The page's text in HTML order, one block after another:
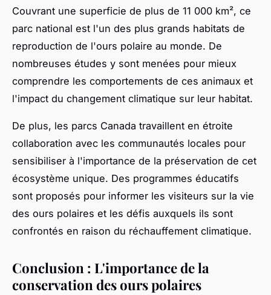
Couvrant une superficie de plus de 11 000 km², ce
parc national est l'un des plus grands habitats de
reproduction de l'ours polaire au monde. De
nombreuses études y sont menées pour mieux
comprendre les comportements de ces animaux et
l'impact du changement climatique sur leur habitat.
De plus, les parcs Canada travaillent en étroite
collaboration avec les communautés locales pour
sensibiliser à l'importance de la préservation de cet
écosystème unique. Des programmes éducatifs
sont proposés pour informer les visiteurs sur la vie
des ours polaires et les défis auxquels ils sont
confrontés en raison du réchauffement climatique.
Conclusion : L'importance de la
conservation des ours polaires